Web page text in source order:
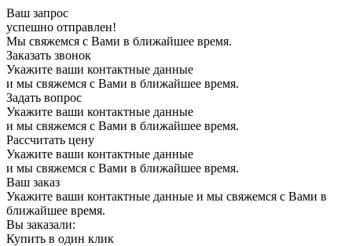
Ваш запрос
успешно отправлен!
Мы свяжемся с Вами в ближайшее время.
Заказать звонок
Укажите ваши контактные данные
и мы свяжемся с Вами в ближайшее время.
Задать вопрос
Укажите ваши контактные данные
и мы свяжемся с Вами в ближайшее время.
Рассчитать цену
Укажите ваши контактные данные
и мы свяжемся с Вами в ближайшее время.
Ваш заказ
Укажите ваши контактные данные и мы свяжемся с Вами в
ближайшее время.
Вы заказали:
Купить в один клик